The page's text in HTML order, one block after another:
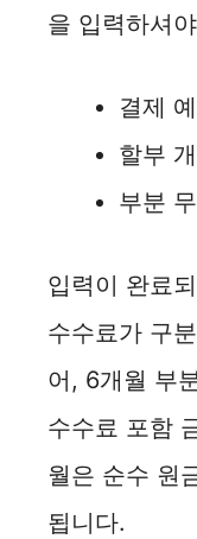
을 입력하셔
결제
할부
부분
입력이 완료
수수료가 구
어, 6개월 부
수수료 포함
월은 순수 원
됩니다.